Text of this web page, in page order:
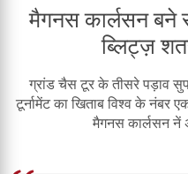
मैगनस कार्लसन बने
ब्लिट्ज़
ग्रांड चैस टूर के तीसरे पड़ाव
टूर्नामेंट का खिताब विश्व के नंबर
मैगनस कार्लसन नें